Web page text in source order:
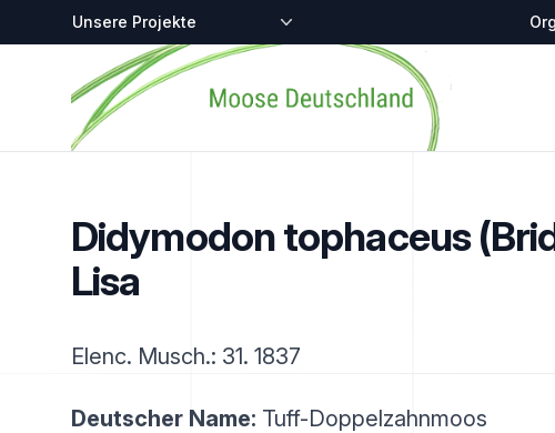
Zentralstellen-Projekte
Startseite
Didymodon tophaceus
Lisa
Elenc. Musch.: 31. 1837
Deutscher Name: Tuff-Doppelzahnmoos